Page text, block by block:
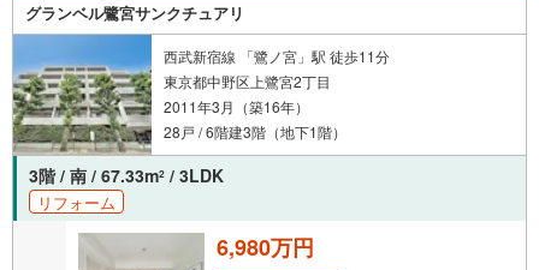
グランベル鷺宮サンクチュアリ
西武新宿線 「鷺ノ宮」駅 徒歩11分
東京都中野区上鷺宮2丁目
2011年3月（築16年）
28戸 / 6階建3階（地下1階）
3階 / 南 / 67.33m2 / 3LDK
リフォーム
6,980万円